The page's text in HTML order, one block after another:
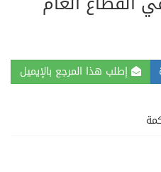
إطلب هذا المرجع بالإيميل